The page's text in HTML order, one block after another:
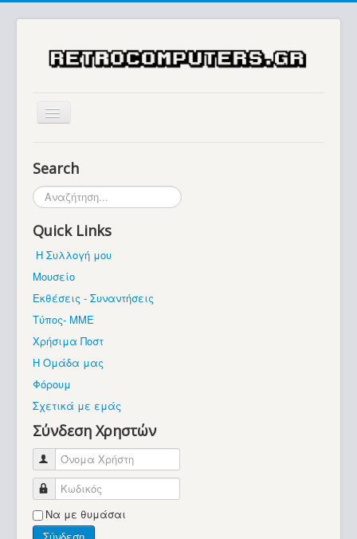
Μουσείο
Βρίσκεστε εδώ:
Search
Αναζήτηση...
Quick Links
Η Συλλογή μου
Μουσείο
Εκθέσεις - Συναντήσεις
Τύπος- ΜΜΕ
Χρήσιμα Ποστ
Η Ομάδα μας
Φόρουμ
Σχετικά με εμάς
Σύνδεση Χρηστών
Όνομα Χρήστη
Κωδικός
Να με θυμάσαι